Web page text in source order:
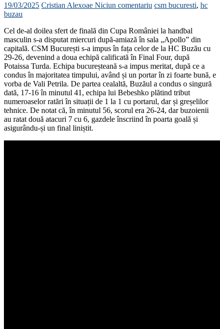
19/03/2025 Cristian Alexoae Niciun comentariu csm bucuresti, hc
buzau
Cel de-al doilea sfert de finală din Cupa României la handbal
masculin s-a disputat miercuri după-amiază în sala „Apollo” din
capitală. CSM București s-a impus în fața celor de la HC Buzău cu
29-26, devenind a doua echipă calificată în Final Four, după
Potaissa Turda. Echipa bucureșteană s-a impus meritat, după ce a
condus în majoritatea timpului, având și un portar în zi foarte bună, e
vorba de Vali Petrila. De partea cealaltă, Buzăul a condus o singură
dată, 17-16 în minutul 41, echipa lui Bebeshko plătind tribut
numeroaselor ratări în situații de 1 la 1 cu portarul, dar și greșelilor
tehnice. De notat că, în minutul 56, scorul era 26-24, dar buzoienii
au ratat două atacuri 7 cu 6, gazdele înscriind în poarta goală și
asigurându-și un final liniștit.